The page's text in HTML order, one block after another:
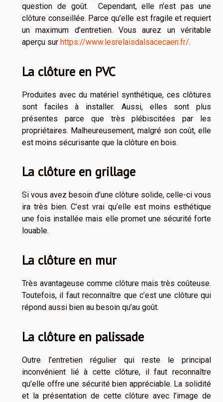
question de goût. Cependant, elle n’est pas une
clôture conseillée. Parce qu’elle est fragile et requiert
un maximum d’entretien. Vous aurez un véritable
aperçu sur https://www.lesrelaisdalsacecaen.fr/.
La clôture en PVC
Produites avec du matériel synthétique, ces clôtures
sont faciles à installer. Aussi, elles sont plus
présentes parce que très plébiscitées par les
propriétaires. Malheureusement, malgré son coût, elle
est moins sécurisante que la clôture en bois.
La clôture en grillage
Si vous avez besoin d’une clôture solide, celle-ci vous
ira très bien. C’est vrai qu’elle est moins esthétique
une fois installée mais elle promet une sécurité forte
louable.
La clôture en mur
Très avantageuse comme clôture mais très coûteuse.
Toutefois, il faut reconnaître que c’est une clôture qui
répond aussi bien au besoin qu’au goût.
La clôture en palissade
Outre l’entretien régulier qui reste le principal
inconvénient lié à cette clôture, il faut reconnaître
qu’elle offre une sécurité bien appréciable. La solidité
et la présentation de cette clôture avec l’image de